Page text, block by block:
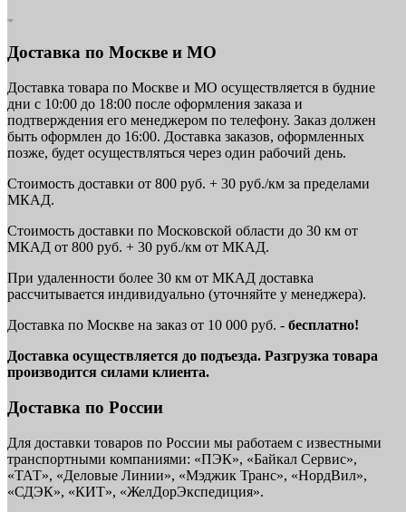
Доставка по Москве и МО
Доставка товара по Москве и МО осуществляется в будние
дни с 10:00 до 18:00 после оформления заказа и
подтверждения его менеджером по телефону. Заказ должен
быть оформлен до 16:00. Доставка заказов, оформленных
позже, будет осуществляться через один рабочий день.
Стоимость доставки от 800 руб. + 30 руб./км за пределами
МКАД.
Стоимость доставки по Московской области до 30 км от
МКАД от 800 руб. + 30 руб./км от МКАД.
При удаленности более 30 км от МКАД доставка
рассчитывается индивидуально (уточняйте у менеджера).
Доставка по Москве на заказ от 10 000 руб. - бесплатно!
Доставка осуществляется до подъезда. Разгрузка товара
производится силами клиента.
Доставка по России
Для доставки товаров по России мы работаем с известными
транспортными компаниями: «ПЭК», «Байкал Сервис»,
«ТАТ», «Деловые Линии», «Мэджик Транс», «НордВил»,
«СДЭК», «КИТ», «ЖелДорЭкспедиция».